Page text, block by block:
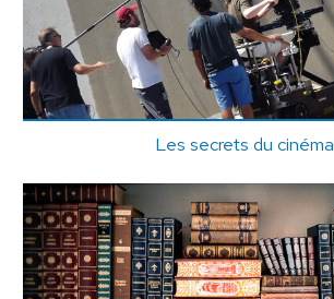
Les secrets du cinéma